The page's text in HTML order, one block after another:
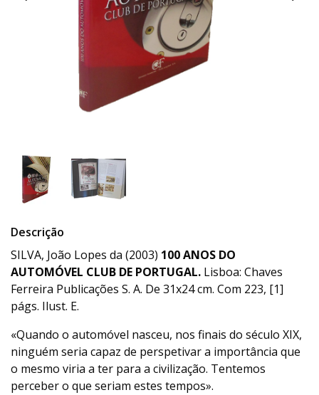
Descrição
SILVA, João Lopes da (2003) 100ANOS DO
AUTOMÓVEL CLUB DE PORTUGAL. Lisboa: Chaves
Ferreira Publicações S. A. De 31x24 cm. Com 223, [1]
págs. Ilust. E.
«Quando o automóvel nasceu, nos finais do século XIX,
ninguém seria capaz de perspetivar a importância que
o mesmo viria a ter para a civilização. Tentemos
perceber o que seriam estes tempos».